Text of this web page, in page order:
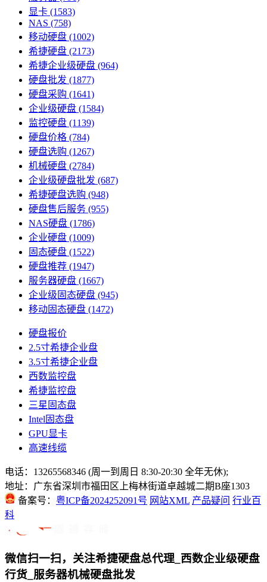
显卡 (1583)
NAS (758)
移动硬盘 (1002)
希捷硬盘 (2173)
希捷企业级硬盘 (964)
硬盘批发 (1877)
硬盘采购 (1641)
企业级硬盘 (1584)
监控硬盘 (1139)
硬盘价格 (784)
硬盘选购 (1267)
机械硬盘 (2784)
企业级硬盘批发 (687)
希捷硬盘选购 (948)
硬盘售后服务 (955)
NAS硬盘 (1786)
企业硬盘 (1009)
固态硬盘 (1522)
硬盘推荐 (1947)
服务器硬盘 (1667)
企业级固态硬盘 (945)
移动固态硬盘 (1472)
硬盘报价
2.5寸希捷企业盘
3.5寸希捷企业盘
西数监控盘
希捷监控盘
三星固态盘
Intel固态盘
GPU显卡
高速线缆
电话：13265568346 (周一到周日 8:30-20:30 全年无休);
地址：广东省深圳市福田区上梅林街道卓越城二期B座1303
备案号： 粤ICP备2024252091号 网站XML 产品疑问 行业百
科
微信扫一扫，关注希捷硬盘总代理_西数企业级硬盘
行货_服务器机械硬盘批发